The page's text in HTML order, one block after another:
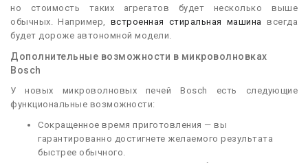
но стоимость таких агрегатов будет несколько выше
обычных. Например, встроенная стиральная машина всегда
будет дороже автономной модели.
Дополнительные возможности в микроволновках
Bosch
У новых микроволновых печей Bosch есть следующие
функциональные возможности:
Сокращенное время приготовления — вы
гарантированно достигнете желаемого результата
быстрее обычного.